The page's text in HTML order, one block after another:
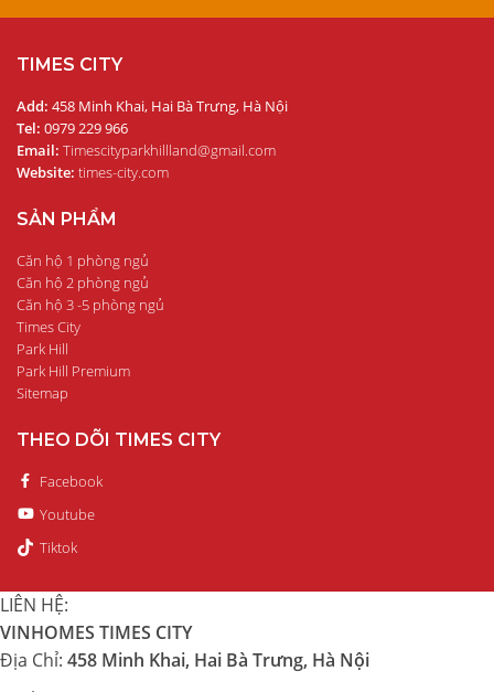
TIMES CITY
Add: 458 Minh Khai, Hai Bà Trưng, Hà Nội
Tel: 0979 229 966
Email: Timescityparkhillland@gmail.com
Website: times-city.com
SẢN PHẨM
Căn hộ 1 phòng ngủ
Căn hộ 2 phòng ngủ
Căn hộ 3 -5 phòng ngủ
Times City
Park Hill
Park Hill Premium
Sitemap
THEO DÕI TIMES CITY
Facebook
Youtube
Tiktok
LIÊN HỆ:
VINHOMES TIMES CITY
Địa Chỉ: 458 Minh Khai, Hai Bà Trưng, Hà Nội